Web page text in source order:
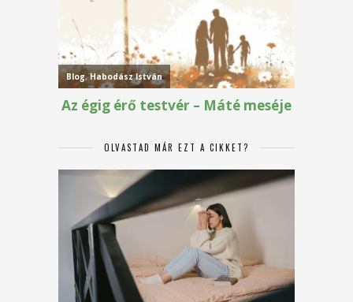
OLVASTAD MÁR EZT A CIKKET?